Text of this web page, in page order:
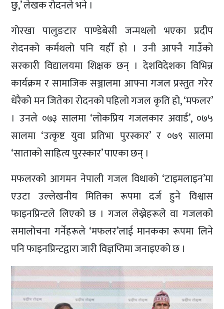
छु,’ लेखक रोदनले भने ।
गोरखा पालुङटार पाण्डेबेसी जन्मथलो भएका प्रदीप
रोदनको कर्मथलो पनि यहीँ हो । उनी आफ्नै गाउँको
सरकारी विद्यालयमा शिक्षक छन् । देशविदेशका विभिन्न
कार्यक्रम र सामाजिक सञ्जालमा आफ्ना गजल प्रस्तुत गरेर
धेरैको मन जितेका रोदनको पहिलो गजल कृति हो, ‘मफलर’
। उनले ०७३ सालमा ‘लोकप्रिय गजलकार अवार्ड’, ०७५
सालमा ‘उत्कृष्ट युवा प्रतिभा पुरस्कार’ र ०७९ सालमा
‘साताको साहित्य पुरस्कार’ पाएका छन् ।
मफलरको आगमन नेपाली गजल विधाको ‘टाइमलाइन’मा
एउटा उल्लेखनीय मितिका रूपमा दर्ज हुने विश्वास
फाइनप्रिन्टले लिएको छ । गजल लेख्नेहरूले वा गजलको
समालोचना गर्नेहरूले ‘मफलर’लाई मानकका रूपमा लिने
पनि फाइनप्रिन्टद्वारा जारी विज्ञप्तिमा जनाइएको छ ।